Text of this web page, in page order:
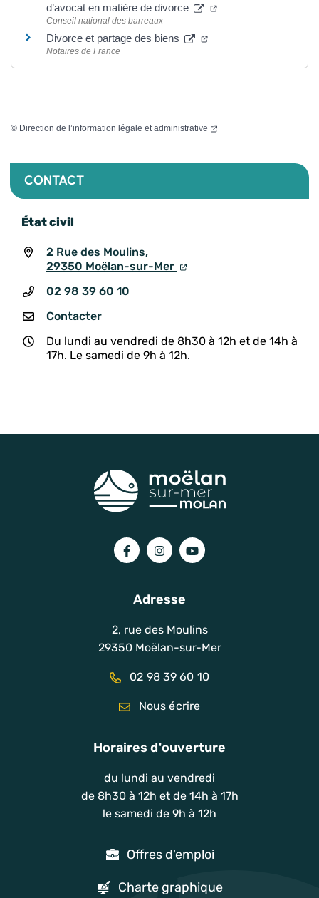
d’avocat en matière de divorce
Conseil national des barreaux
Divorce et partage des biens
Notaires de France
© Direction de l’information légale et administrative
CONTACT
État civil
2 Rue des Moulins,
29350 Moëlan-sur-Mer
02 98 39 60 10
Contacter
Du lundi au vendredi de 8h30 à 12h et de 14h à
17h. Le samedi de 9h à 12h.
Lien vers le compte Facebook
Lien vers le compte Instagram
Lien vers la chaîne
Adresse
2, rue des Moulins
29350 Moëlan-sur-Mer
02 98 39 60 10
Nous écrire
Horaires d'ouverture
du lundi au vendredi
de 8h30 à 12h et de 14h à 17h
le samedi de 9h à 12h
Offres d'emploi
Charte graphique